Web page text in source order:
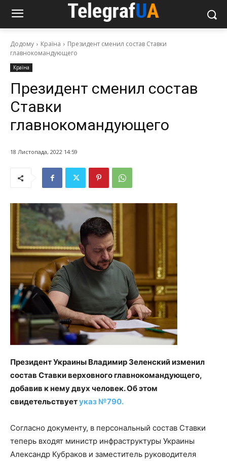
Додому Країна
Президент сменил состав Ставки
главнокомандующего
Країна
Президент сменил состав
Ставки
главнокомандующего
18 Листопада, 2022 14:59
Президент Украины Владимир Зеленский изменил
состав Ставки верховного главнокомандующего,
добавив к нему двух человек. Об этом
свидетельствуетуказ №790.
Согласно документу, в персональный состав Ставки
теперь входят министр инфраструктуры Украины
Александр Кубраков и заместитель руководителя